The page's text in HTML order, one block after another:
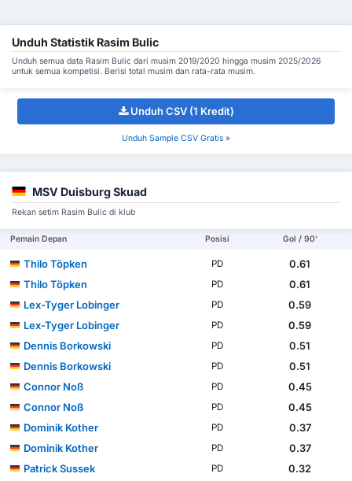
Unduh Statistik Rasim Bulic
Unduh semua data Rasim Bulic dari musim 2019/2020 hingga musim 2025/2026
untuk semua kompetisi. Berisi total musim dan rata-rata musim.
Unduh CSV (1 Kredit)
Unduh Sample CSV Gratis »
MSV Duisburg Skuad
Rekan setim Rasim Bulic di klub
Pemain Depan Posisi Gol / 90'
Thilo Töpken PD
0.61
Thilo Töpken
PD
0.61
Lex-Tyger Lobinger
PD
0.59
Lex-Tyger Lobinger
PD
0.59
Dennis Borkowski
PD
0.51
Dennis Borkowski
PD
0.51
Connor Noß
PD
0.45
Connor Noß
PD
0.45
Dominik Kother
PD
0.37
Dominik Kother
PD
0.37
Patrick Sussek
PD
0.32